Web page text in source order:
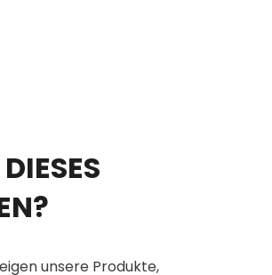
unsere Produkte,